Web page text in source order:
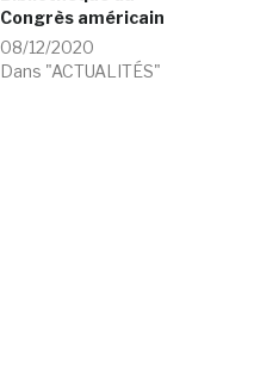
Congrès américain
08/12/2020
Dans "ACTUALITÉS"